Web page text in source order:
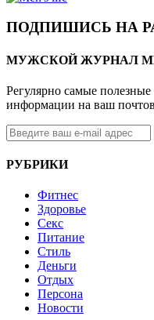
ПОДПИШИСЬ НА
МУЖСКОЙ ЖУРНАЛ
Регулярно самые
информации на ваш
РУБРИКИ
Фитнес
Здоровье
Секс
Питание
Стиль
Деньги
Отдых
Персона
Новости